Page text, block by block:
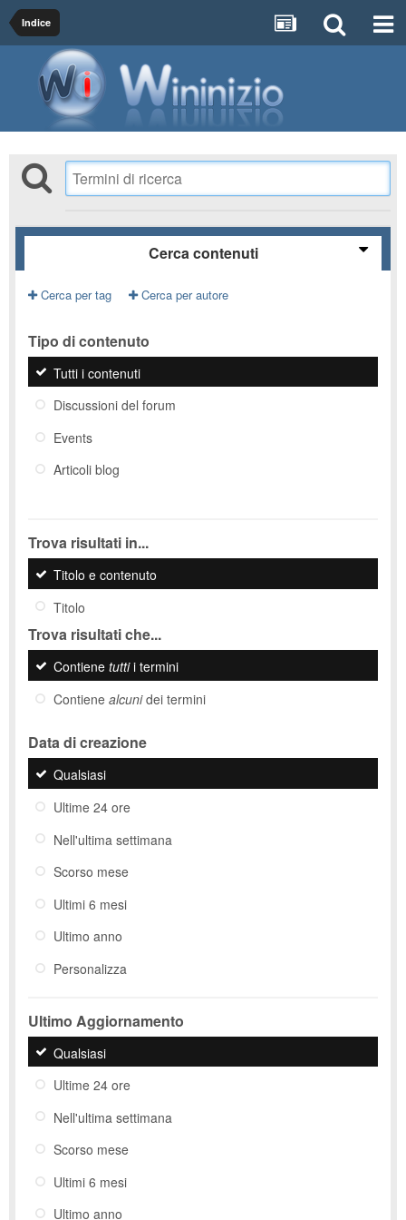
Indice
Cerca contenuti
Cerca per tag Cerca per autore
Tipo di contenuto
Tutti i contenuti
Discussioni del forum
Events
Articoli blog
Trova risultati in...
Titolo e contenuto
Titolo
Trova risultati che...
Contiene tuttii termini
Contiene alcunidei termini
Data di creazione
Qualsiasi
Ultime 24 ore
Nell'ultima settimana
Scorso mese
Ultimi 6 mesi
Ultimo anno
Personalizza
Ultimo Aggiornamento
Qualsiasi
Ultime 24 ore
Nell'ultima settimana
Scorso mese
Ultimi 6 mesi
Ultimo anno